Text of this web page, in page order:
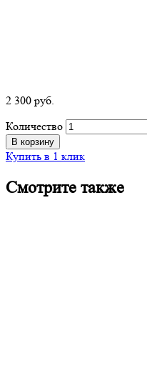
2 300 руб.
Количество
В корзину
Купить в 1 клик
Смотрите также